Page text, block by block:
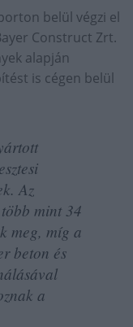
belül végzi el
Construct Zrt.
alapján
is cégen belül
Az
mint 34
meg, míg a
beton és
a